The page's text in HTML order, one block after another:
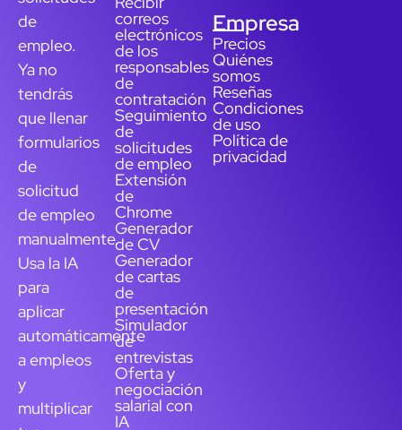
de
empleo.
Ya no
tendrás
que llenar
formularios
de
solicitud
de empleo
manualmente.
Usa la IA
para
aplicar
automáticamente
a empleos
y
multiplicar
correos
electrónicos
de los
responsables
de
contratación
Seguimiento
de
solicitudes
de empleo
Extensión
de
Chrome
Generador
de CV
Generador
de cartas
de
presentación
Simulador
de
entrevistas
Oferta y
negociación
salarial con
IA
Empresa
Precios
Quiénes
somos
Reseñas
Condiciones
de uso
Política de
privacidad